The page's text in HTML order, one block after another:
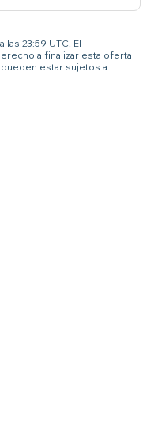
23:59 UTC. El
a finalizar esta oferta
estar sujetos a